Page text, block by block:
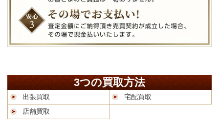
3つの買取方法
出張買取
宅配買取
店舗買取